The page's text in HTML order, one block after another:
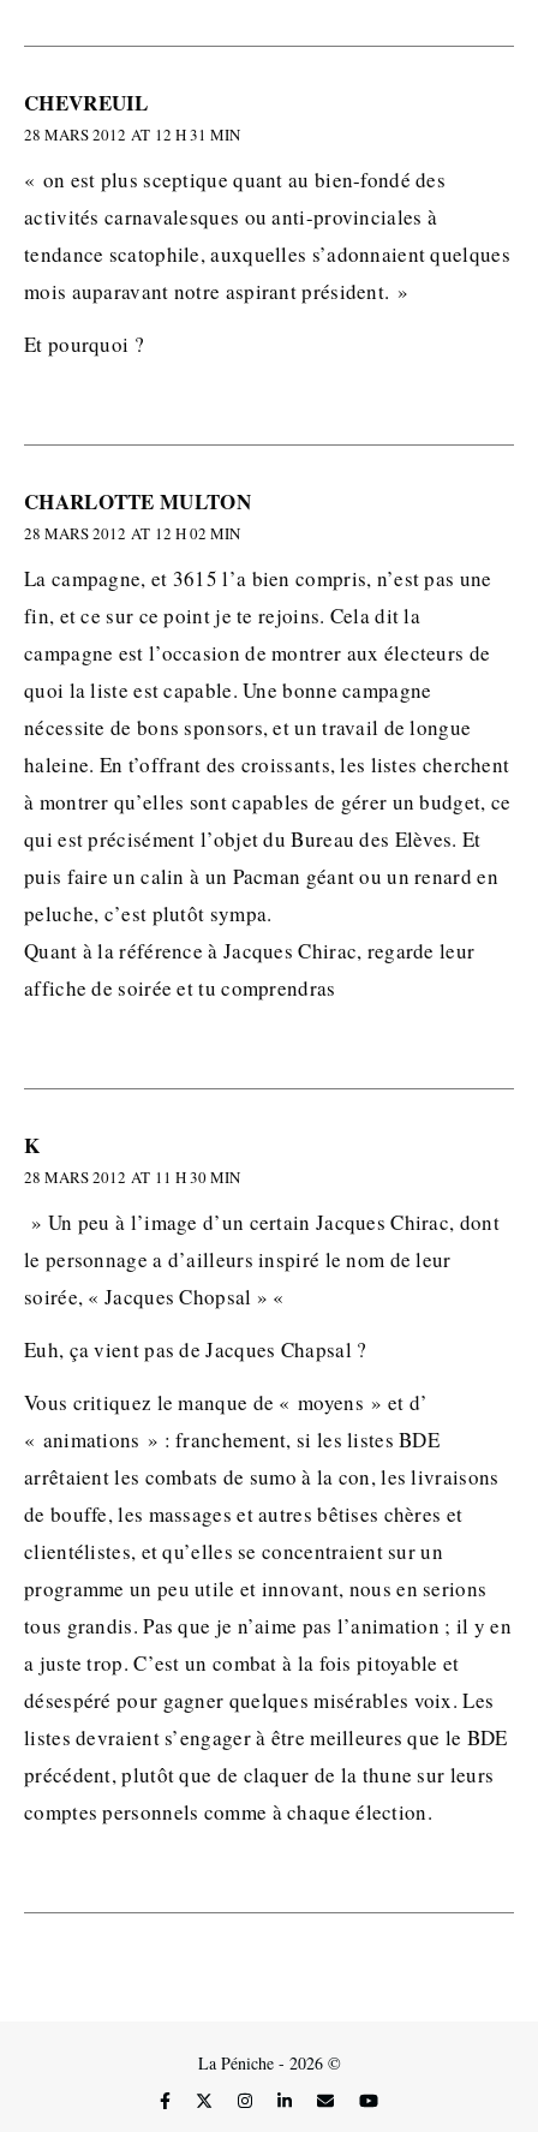
CHEVREUIL
28 MARS 2012 AT 12 H 31 MIN
« on est plus sceptique quant au bien-fondé des
activités carnavalesques ou anti-provinciales à
tendance scatophile, auxquelles s’adonnaient quelques
mois auparavant notre aspirant président. »
Et pourquoi ?
CHARLOTTE MULTON
28 MARS 2012 AT 12 H 02 MIN
La campagne, et 3615 l’a bien compris, n’est pas une
fin, et ce sur ce point je te rejoins. Cela dit la
campagne est l’occasion de montrer aux électeurs de
quoi la liste est capable. Une bonne campagne
nécessite de bons sponsors, et un travail de longue
haleine. En t’offrant des croissants, les listes cherchent
à montrer qu’elles sont capables de gérer un budget, ce
qui est précisément l’objet du Bureau des Elèves. Et
puis faire un calin à un Pacman géant ou un renard en
peluche, c’est plutôt sympa.
Quant à la référence à Jacques Chirac, regarde leur
affiche de soirée et tu comprendras
K
28 MARS 2012 AT 11 H 30 MIN
» Un peu à l’image d’un certain Jacques Chirac, dont
le personnage a d’ailleurs inspiré le nom de leur
soirée, « Jacques Chopsal » «
Euh, ça vient pas de Jacques Chapsal ?
Vous critiquez le manque de « moyens » et d’
« animations » : franchement, si les listes BDE
arrêtaient les combats de sumo à la con, les livraisons
de bouffe, les massages et autres bêtises chères et
clientélistes, et qu’elles se concentraient sur un
programme un peu utile et innovant, nous en serions
tous grandis. Pas que je n’aime pas l’animation ; il y en
a juste trop. C’est un combat à la fois pitoyable et
désespéré pour gagner quelques misérables voix. Les
listes devraient s’engager à être meilleures que le BDE
précédent, plutôt que de claquer de la thune sur leurs
comptes personnels comme à chaque élection.
La Péniche - 2026 ©